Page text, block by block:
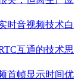
时音视频技术白
互通的技术思
首帧显示时间优